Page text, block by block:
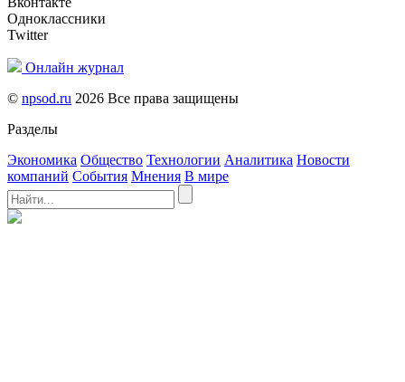
Одноклассники
Twitter
Онлайн журнал
© npsod.ru 2026 Все права защищены
Разделы
Экономика Общество Технологии Аналитика Новости
компаний События Мнения В мире